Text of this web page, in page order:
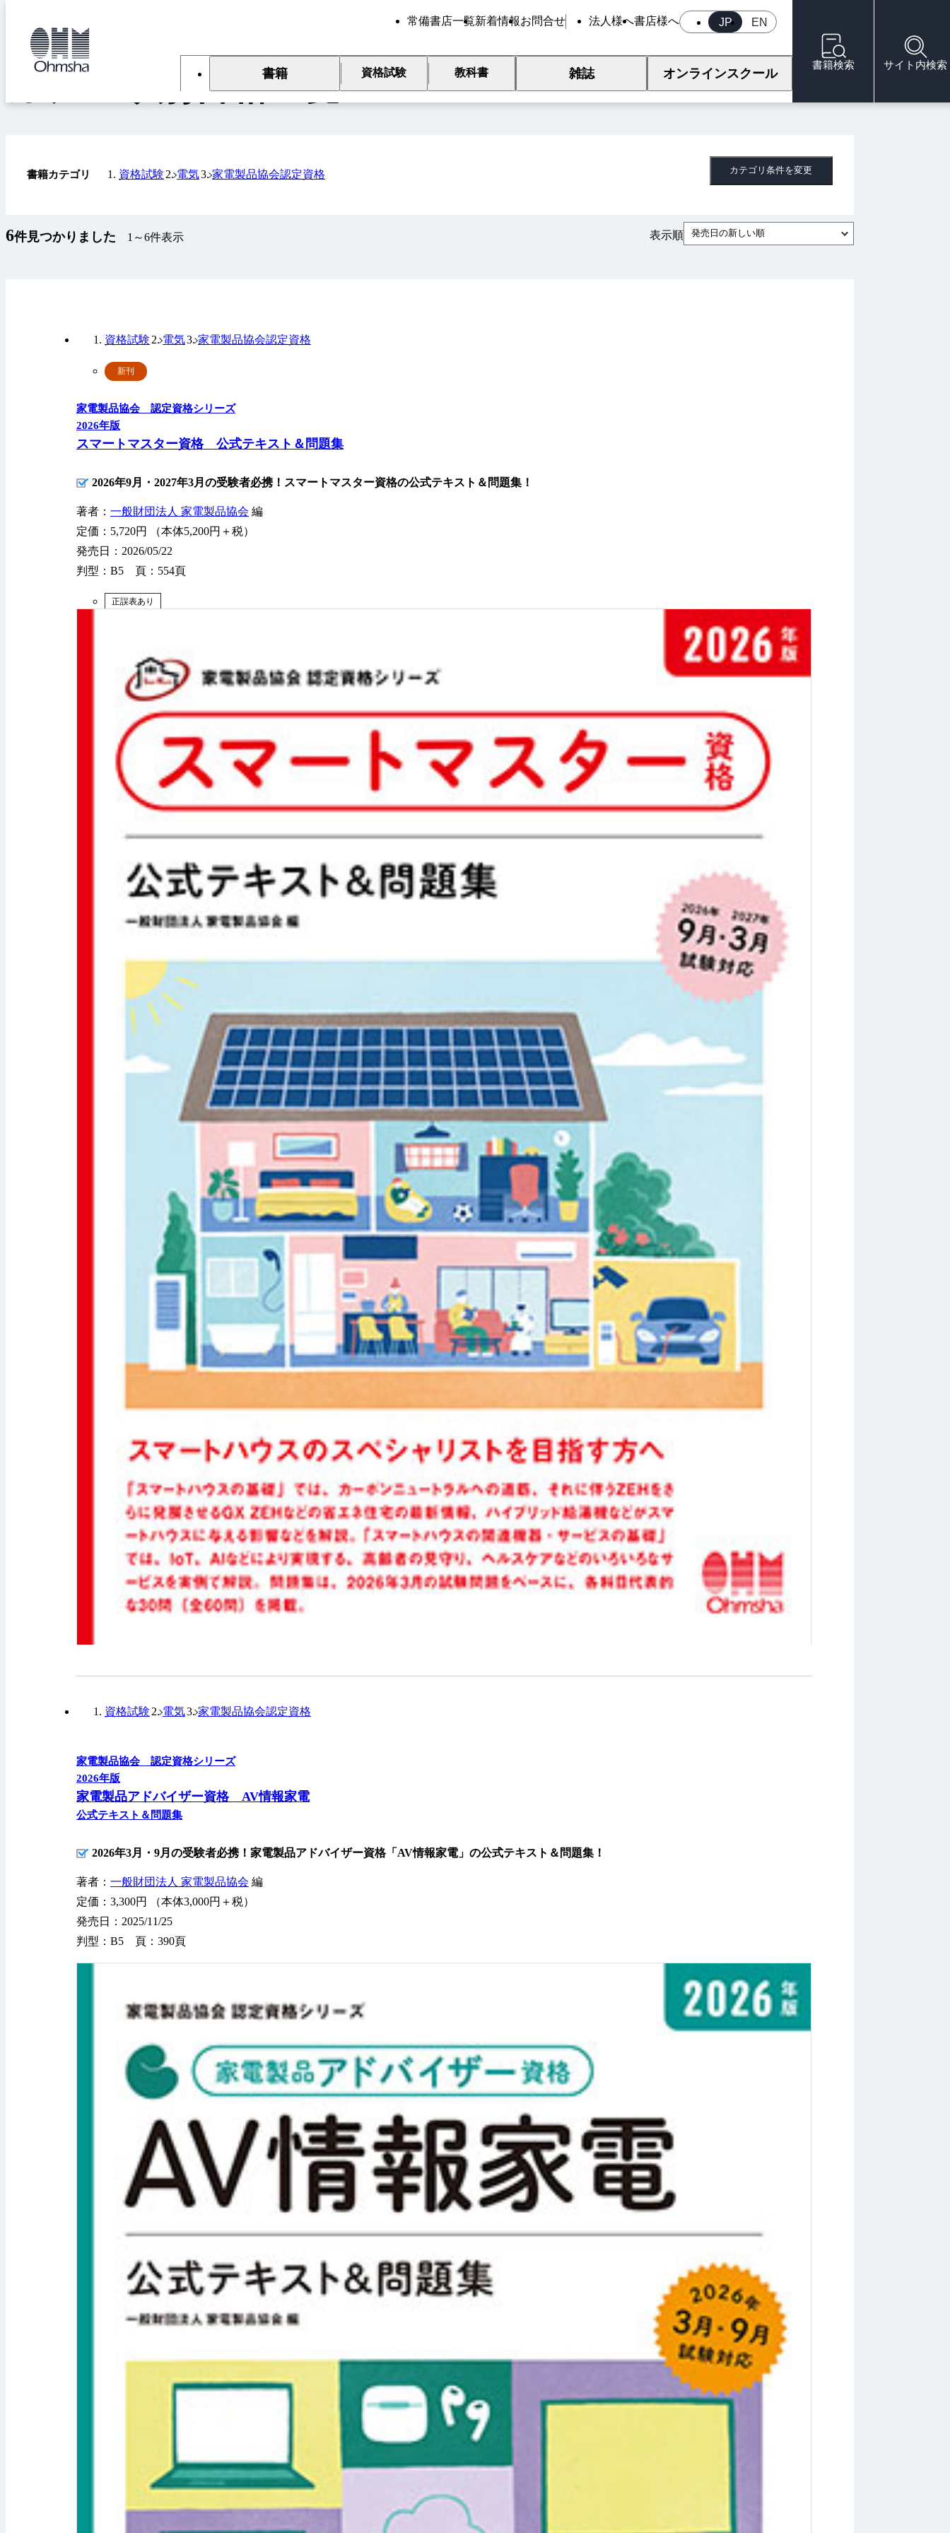
JP EN
常備書店一覧新着情報お問合せ 法人様へ書店様へ
書籍 資格試験 教科書 雑誌 オンラインスクール
書籍検索 サイト内検索
カテゴリ別書籍一覧
書籍カテゴリ 資格試験 電気 家電製品協会認定資格 カテゴリ条件を変更
6件見つかりました 1～6件表示 表示順 発売日の新しい順
家電製品協会 認定資格シリーズ
2026年版
スマートマスター資格 公式テキスト＆問題集
資格試験 電気 家電製品協会認定資格
新刊
2026年9月・2027年3月の受験者必携！スマートマスター資格の公式テキスト＆問題集！
著者： 一般財団法人 家電製品協会 編
定価：5,720円 （本体5,200円＋税）
発売日：2026/05/22
判型：B5 頁：554頁
正誤表あり
家電製品協会 認定資格シリーズ
2026年版
家電製品アドバイザー資格 AV情報家電
公式テキスト＆問題集
資格試験 電気 家電製品協会認定資格
2026年3月・9月の受験者必携！家電製品アドバイザー資格「AV情報家電」の公式テキスト＆問題集！
著者： 一般財団法人 家電製品協会 編
定価：3,300円 （本体3,000円＋税）
発売日：2025/11/25
判型：B5 頁：390頁